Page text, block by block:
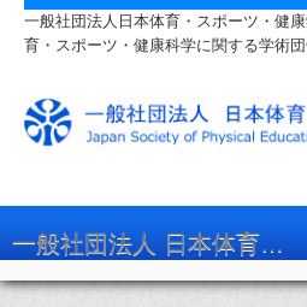
一般社団法人日本体育・スポーツ・健
育・スポーツ・健康科学に関する学術
一般社団法人 日本体育・スポーツ・健康学会